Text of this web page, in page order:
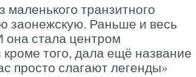
транзитного
заонежскую. Раньше и весь
она стала центром
того, дала ещё название
просто слагают легенды»